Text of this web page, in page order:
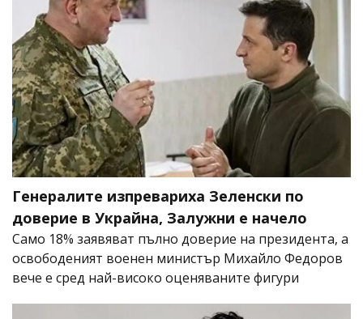
Генералите изпревариха Зеленски по
доверие в Украйна, Залужни е начело
Само 18% заявяват пълно доверие на президента, а
освободеният военен министър Михайло Федоров
вече е сред най-високо оценяваните фигури